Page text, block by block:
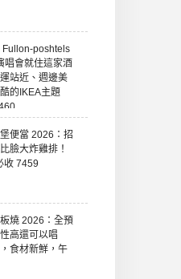
Fullon-poshtels
唱會就住這家酒
站近、週邊美
的IKEA主題
便當 2026：招
臉大炸雞排！
收 7459
燒 2026：全預
高還可以唱
食材新鮮，午